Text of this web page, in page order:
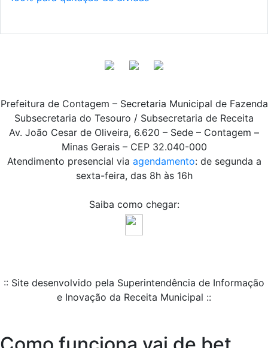
Prefeitura de Contagem – Secretaria Municipal de Fazenda
Subsecretaria do Tesouro / Subsecretaria de Receita
Av. João Cesar de Oliveira, 6.620 – Sede – Contagem –
Minas Gerais – CEP 32.040-000
Atendimento presencial via agendamento: de segunda a
sexta-feira, das 8h às 16h
Saiba como chegar:
:: Site desenvolvido pela Superintendência de Informação
e Inovação da Receita Municipal ::